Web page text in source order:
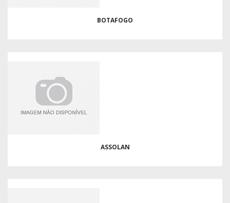
BOTAFOGO
ASSOLAN